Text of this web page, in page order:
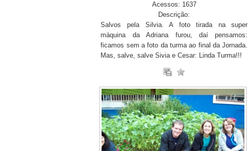
Acessos: 1637
Descrição:
Salvos pela Silvia. A foto tirada na super
máquina da Adriana furou, daí pensamos:
ficamos sem a foto da turma ao final da Jornada.
Mas, salve, salve Sivia e Cesar: Linda Turma!!!